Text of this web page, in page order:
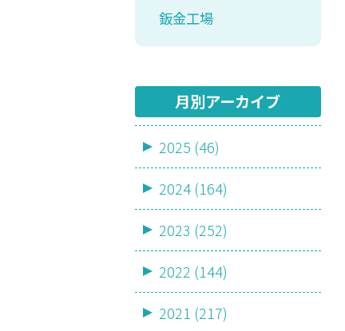
鈑金工場
月別アーカイブ
2025 (46)
2024 (164)
2023 (252)
2022 (144)
2021 (217)